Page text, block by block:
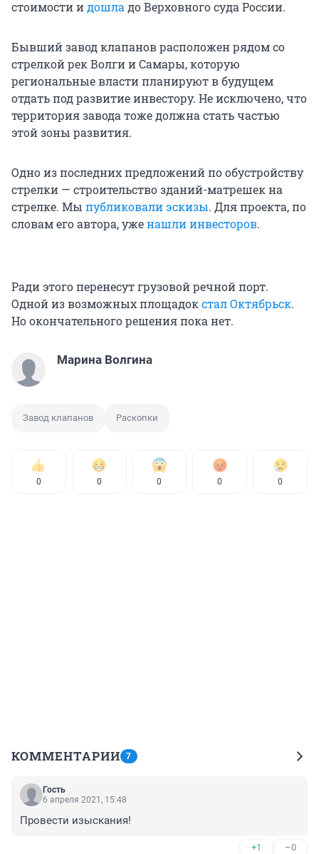
стоимости идошладо Верховного суда России.
Бывший завод клапанов расположен рядом со
стрелкой рек Волги и Самары, которую
региональные власти планируют в будущем
отдать под развитие инвестору. Не исключено, что
территория завода тоже должна стать частью
этой зоны развития.
Одно из последних предложений по обустройству
стрелки — строительство зданий-матрешек на
стрелке. Мы публиковали эскизы. Для проекта, по
словам его автора, уженашли инвесторов.
Ради этого перенесут грузовой речной порт.
Одной из возможных площадокстал Октябрьск.
Но окончательного решения пока нет.
Марина Волгина
Завод клапанов Раскопки
0 0 0 0 0
КОММЕНТАРИИ 7
Гость
6 апреля 2021, 15:48
Провести изыскания!
+1 –0